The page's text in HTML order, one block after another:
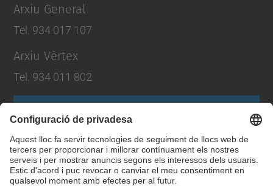
Arxiu General
Tel. 934 017 107
Arxiu Vèrtex
Tel. 934 011 802
Formulari de contacte
Llista Xarxes Socials